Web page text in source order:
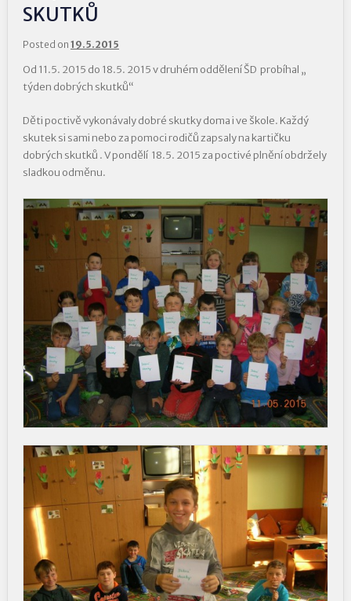
SKUTKŮ
Posted on 19.5.2015
Od 11.5. 2015 do 18.5. 2015 v druhém oddělení ŠD probíhal „
týden dobrých skutků“
Děti poctivě vykonávaly dobré skutky doma i ve škole. Každý
skutek si sami nebo za pomoci rodičů zapsaly na kartičku
dobrých skutků . V pondělí 18.5. 2015 za poctivé plnění obdržely
sladkou odměnu.